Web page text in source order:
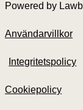
Powered by
Användarvillkor
Integritetspolicy
Cookiepolicy